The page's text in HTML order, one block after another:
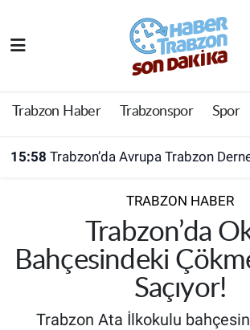
Trabzon Haber Trabzonspor Spor
15:58 Trabzon’da Avrupa Trabzon Dernekler
TRABZON HABER
Trabzon’da
Bahçesindeki
Saçıyor!
Trabzon Ata İlkokulu
Trabzon Haber
Trabzonspor
Resmi Reklam
Yazarlar
Trabzon Nöbetçi Eczaneler
Trabzon Hava Durumu
Süper Lig Puan Durumu ve
Tüm Manşetler
Son Dakika Haberleri